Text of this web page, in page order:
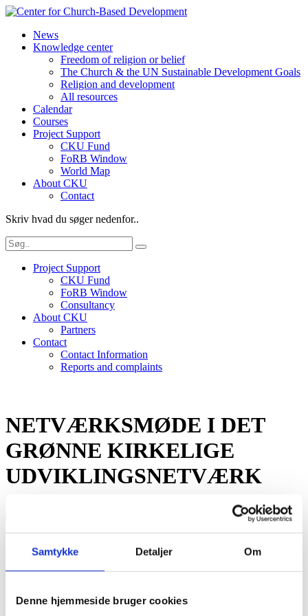
Samtykke Detaljer Om
Denne hjemmeside bruger cookies
News
Knowledge center
Freedom of religion or belief
The Church & the UN Sustainable Development Goals
Religion and development
All resources
Calendar
Courses
Project Support
CKU Fund
FoRB Window
World Map
About CKU
Contact
Skriv hvad du søger nedenfor..
Project Support
CKU Fund
FoRB Window
Consultancy
About CKU
Partners
Contact
Contact Information
Reports and complaints
NETVÆRKSMØDE I DET
GRØNNE KIRKELIGE
UDVIKLINGSNETVÆRK
Netværksmøde i det grønne kirkelige
Detaljer
Om social retfærdighed og sorte energiprojekter
Mellemfolkeligt Samvirke og Green Faith besøger 17. september det